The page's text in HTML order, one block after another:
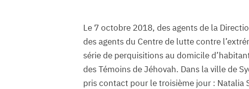
Le 7 octobre 2018, des agents de la
des agents du Centre de lutte contre
série de perquisitions au domicile
des Témoins de Jéhovah. Dans la ville de
pris contact pour le troisième jour : Natalia